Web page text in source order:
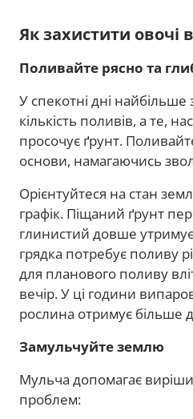
Як захистити овочі
Поливайте рясно та
У спекотні дні
кількість поливів, а те,
просочує ґрунт.
основи, намагаючись
Орієнтуйтеся на стан
графік. Піщаний ґрунт
глинистий довше
грядка потребує поливу
для планового поливу
вечір. У ці години
рослина отримує більше
Замульчуйте землю
Мульча допомагає
проблем: